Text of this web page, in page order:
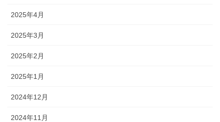
2025年4月
2025年3月
2025年2月
2025年1月
2024年12月
2024年11月